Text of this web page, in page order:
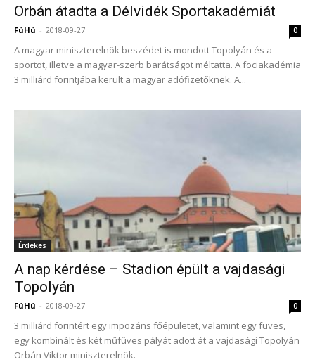
Orbán átadta a Délvidék Sportakadémiát
FüHü - 2018-09-27 0
A magyar miniszterelnök beszédet is mondott Topolyán és a
sportot, illetve a magyar-szerb barátságot méltatta. A fociakadémia
3 milliárd forintjába került a magyar adófizetőknek. A...
Érdekes
A nap kérdése – Stadion épült a vajdasági
Topolyán
FüHü - 2018-09-27 0
3 milliárd forintért egy impozáns főépületet, valamint egy füves,
egy kombinált és két műfüves pályát adott át a vajdasági Topolyán
Orbán Viktor miniszterelnök.